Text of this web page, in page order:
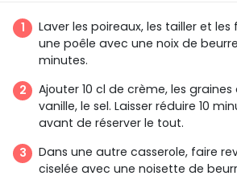
Laver les poireaux, les tailler et
une poêle avec une noix de
minutes.
Ajouter 10 cl de crème, les
vanille, le sel. Laisser réduire 10
avant de réserver le tout.
Dans une autre casserole, faire
ciselée avec une noisette de